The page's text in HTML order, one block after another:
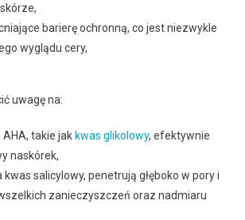
barierę ochronną, co jest niezwykle
wyglądu cery,
uwagę na:
AHA, takie jak kwas glikolowy, efektywnie
naskórek,
kwas salicylowy, penetrują głęboko w pory i
zanieczyszczeń oraz nadmiaru